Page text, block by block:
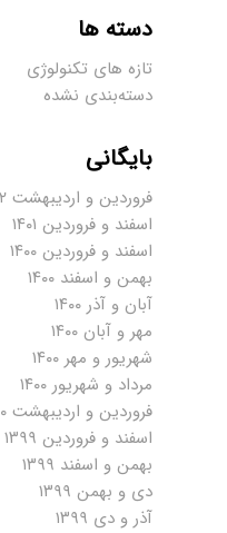
دسته ها
تازه های تکنولوژی
دسته‌بندی نشده
بایگانی
فروردین و اردیبهشت ۱۴۰۲
اسفند و فروردین ۱۴۰۱
اسفند و فروردین ۱۴۰۰
بهمن و اسفند ۱۴۰۰
آبان و آذر ۱۴۰۰
مهر و آبان ۱۴۰۰
شهریور و مهر ۱۴۰۰
مرداد و شهریور ۱۴۰۰
فروردین و اردیبهشت ۱۴۰۰
اسفند و فروردین ۱۳۹۹
بهمن و اسفند ۱۳۹۹
دی و بهمن ۱۳۹۹
آذر و دی ۱۳۹۹